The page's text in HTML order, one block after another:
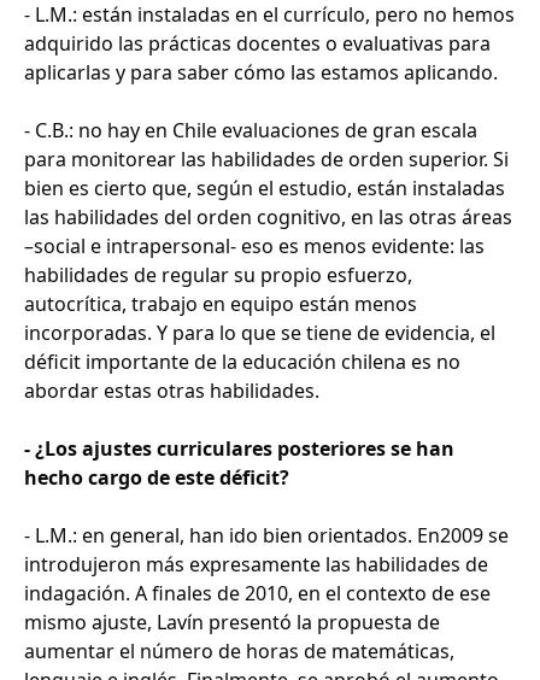
- L.M.: están instaladas en el currículo, pero no hemos
adquirido las prácticas docentes o evaluativas para
aplicarlas y para saber cómo las estamos aplicando.
- C.B.: no hay en Chile evaluaciones de gran escala
para monitorear las habilidades de orden superior. Si
bien es cierto que, según el estudio, están instaladas
las habilidades del orden cognitivo, en las otras áreas
–social e intrapersonal- eso es menos evidente: las
habilidades de regular su propio esfuerzo,
autocrítica, trabajo en equipo están menos
incorporadas. Y para lo que se tiene de evidencia, el
déficit importante de la educación chilena es no
abordar estas otras habilidades.
- ¿Los ajustes curriculares posteriores se han
hecho cargo de este déficit?
- L.M.: en general, han ido bien orientados. En2009 se
introdujeron más expresamente las habilidades de
indagación. A finales de 2010, en el contexto de ese
mismo ajuste, Lavín presentó la propuesta de
aumentar el número de horas de matemáticas,